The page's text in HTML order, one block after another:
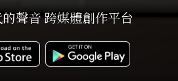
聲音 跨媒體創作平台